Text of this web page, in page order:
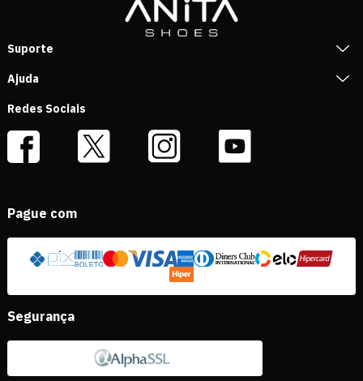
Suporte
Ajuda
Redes Sociais
Pague com
Segurança